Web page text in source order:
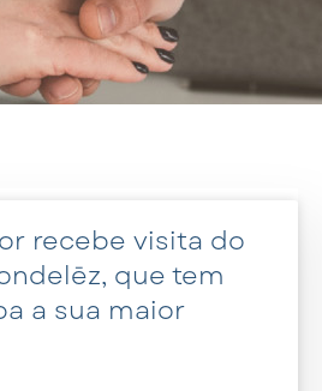
recebe visita do
que tem
a sua maior